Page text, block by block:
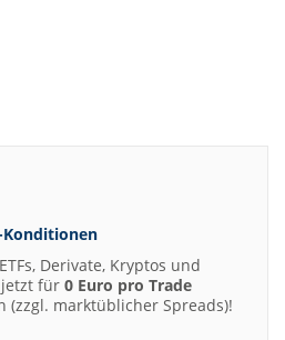
Konditionen
Derivate, Kryptos und
für 0 Euro pro Trade
(zzgl. marktüblicher Spreads)!